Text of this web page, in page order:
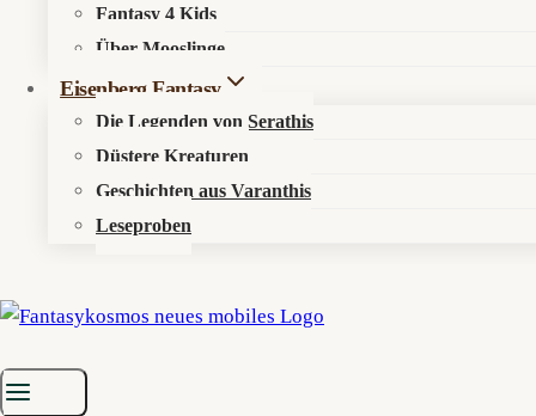
Fantasy 4 Kids
Über Mooslinge
Eisenberg Fantasy
Die Legenden von Serathis
Düstere Kreaturen
Geschichten aus Varanthis
Leseproben
Startseite»Fantasy Fun